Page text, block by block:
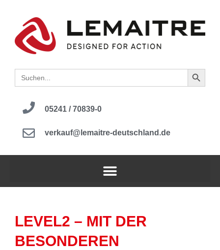
Search
for:
Search
05241 / 70839-0
verkauf@lemaitre-deutschland.de
LEVEL2 – MIT DER
BESONDEREN